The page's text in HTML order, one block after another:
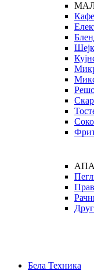
Бела Техника